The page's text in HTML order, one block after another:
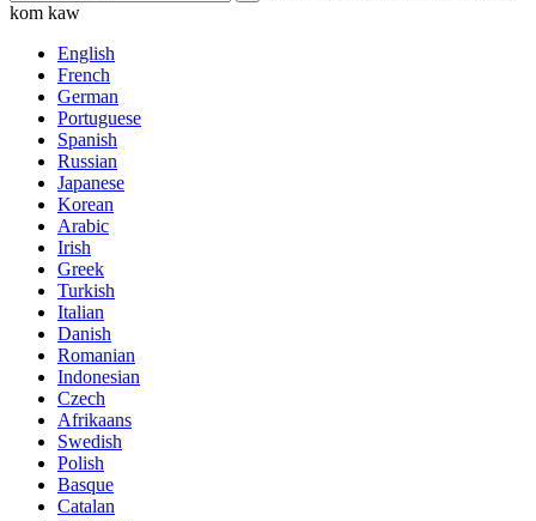
kom kaw
English
French
German
Portuguese
Spanish
Russian
Japanese
Korean
Arabic
Irish
Greek
Turkish
Italian
Danish
Romanian
Indonesian
Czech
Afrikaans
Swedish
Polish
Basque
Catalan